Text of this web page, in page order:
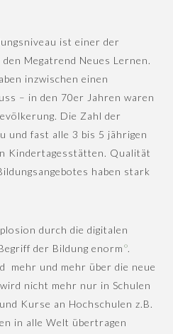
ist einer der
Megatrend Neues Lernen.
inzwischen einen
– in den 70er Jahren waren
Die Zahl der
und fast alle 3 bis 5 jährigen
Kindertagesstätten. Qualität
haben stark
durch die digitalen
der Bildung enorm°.
mehr und mehr über die neue
nicht mehr nur in Schulen
Kurse an Hochschulen z.B.
in alle Welt übertragen